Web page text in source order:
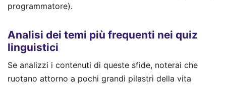
programmatore).
Analisi dei temi più frequenti nei quiz
linguistici
Se analizzi i contenuti di queste sfide, noterai che
ruotano attorno a pochi grandi pilastri della vita